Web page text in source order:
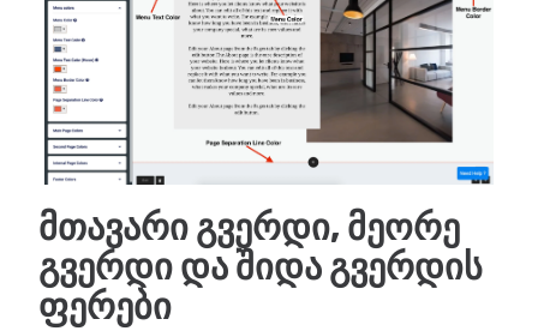
მთავარი გვერდი, მეორე
გვერდი და შიდა გვერდის
ფერები